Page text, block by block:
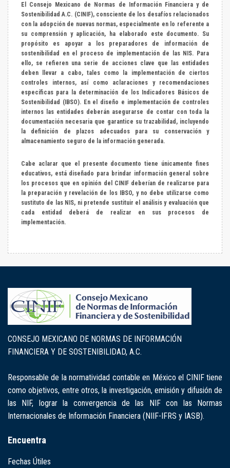
El Consejo Mexicano de Normas de Información Financiera y de
Sostenibilidad A.C. (CINIF), consciente de los desafíos relacionados
con la adopción de nuevas normas, especialmente en lo referente a
su comprensión y aplicación, ha elaborado este documento. Su
propósito es apoyar a los preparadores de información de
sostenibilidad en el proceso de implementación de las NIS. Para
ello, se refieren una serie de acciones clave que las entidades
deben llevar a cabo, tales como la implementación de ciertos
controles internos, así como aclaraciones y recomendaciones
específicas para la determinación de los Indicadores Básicos de
Sostenibilidad (IBSO). En el diseño e implementación de controles
internos las entidades deberán asegurarse de contar con toda la
documentación necesaria que garantice su trazabilidad, incluyendo
la definición de plazos adecuados para su conservación y
almacenamiento seguro de la información generada.
Cabe aclarar que el presente documento tiene únicamente fines
educativos, está diseñado para brindar información general sobre
los procesos que en opinión del CINIF deberían de realizarse para
la preparación y revelación de los IBSO, y no debe utilizarse como
sustituto de las NIS, ni pretende sustituir el análisis y evaluación que
cada entidad deberá de realizar en sus procesos de
implementación.
CONSEJO MEXICANO DE NORMAS DE INFORMACIÓN
FINANCIERA Y DE SOSTENIBILIDAD, A.C.
Responsable de la normatividad contable en México el CINIF tiene
como objetivos, entre otros, la investigación, emisión y difusión de
las NIF, lograr la convergencia de las NIF con las Normas
Internacionales de Información Financiera (NIIF-IFRS y IASB).
Encuentra
Fechas Útiles